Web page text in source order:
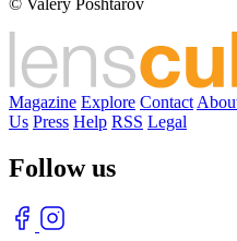
Magazine Explore Contact
Us Press Help RSS Legal
Follow us